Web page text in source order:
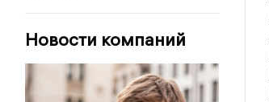
Новости компаний